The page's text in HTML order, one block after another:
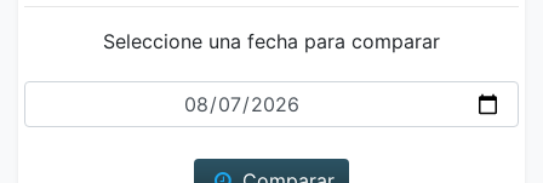
Seleccione una fecha para comparar
Fecha